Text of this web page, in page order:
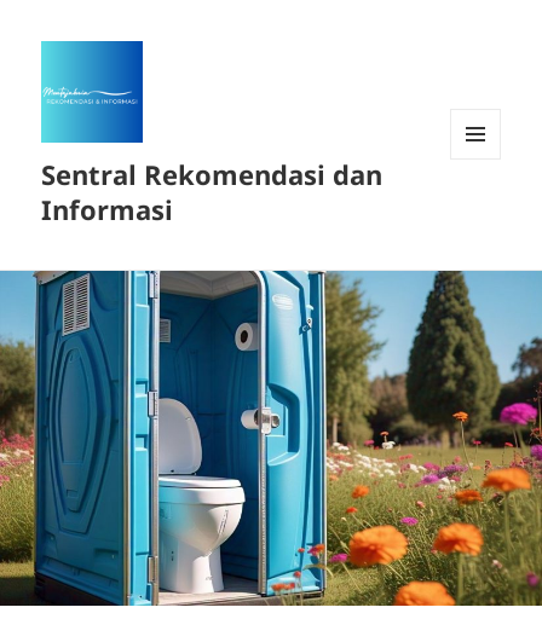
Sentral Rekomendasi dan
Informasi